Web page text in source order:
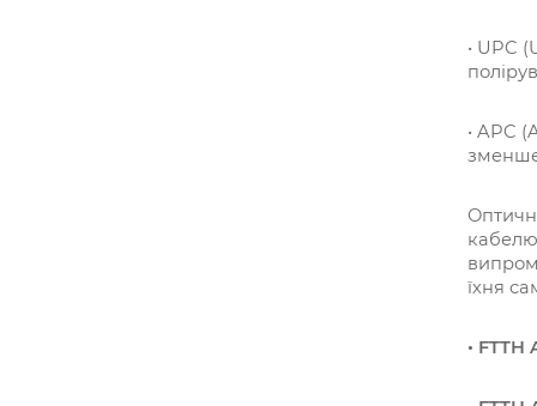
• UPC
• APC
кабелю
їхня
• FTTH